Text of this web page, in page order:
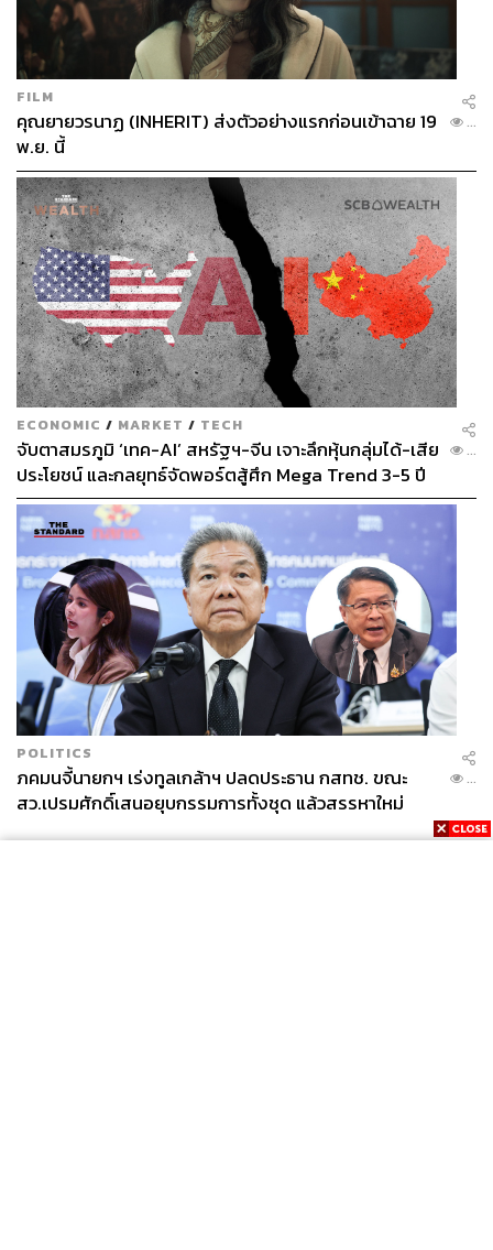
FILM
คุณยายวรนาฏ (INHERIT) ส่งตัวอย่างแรกก่อนเข้าฉาย 19
พ.ย. นี้
...
ECONOMIC / MARKET / TECH
จับตาสมรภูมิ ‘เทค-AI’ สหรัฐฯ-จีน เจาะลึกหุ้นกลุ่มได้-เสีย
ประโยชน์ และกลยุทธ์จัดพอร์ตสู้ศึก Mega Trend 3-5 ปี
ข้างหน้า
...
POLITICS
ภคมนจี้นายกฯ เร่งทูลเกล้าฯ ปลดประธาน กสทช. ขณะ
สว.เปรมศักดิ์เสนอยุบกรรมการทั้งชุด แล้วสรรหาใหม่
...